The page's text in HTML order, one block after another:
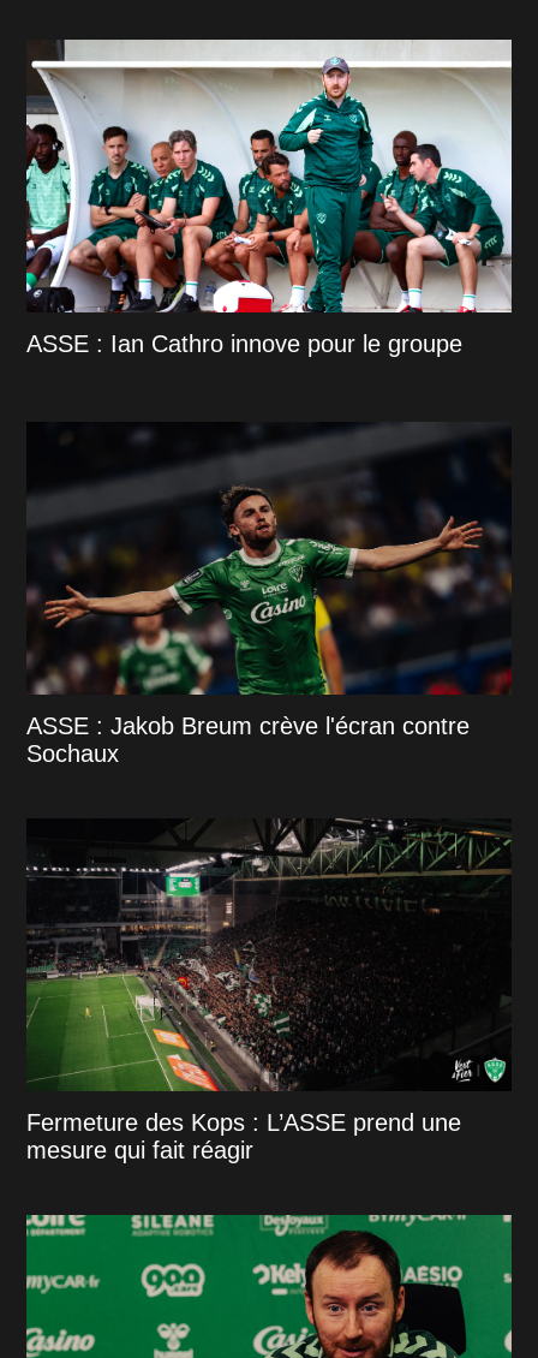
ASSE : Ian Cathro innove pour le groupe
ASSE : Jakob Breum crève l'écran contre
Sochaux
Fermeture des Kops : L’ASSE prend une
mesure qui fait réagir